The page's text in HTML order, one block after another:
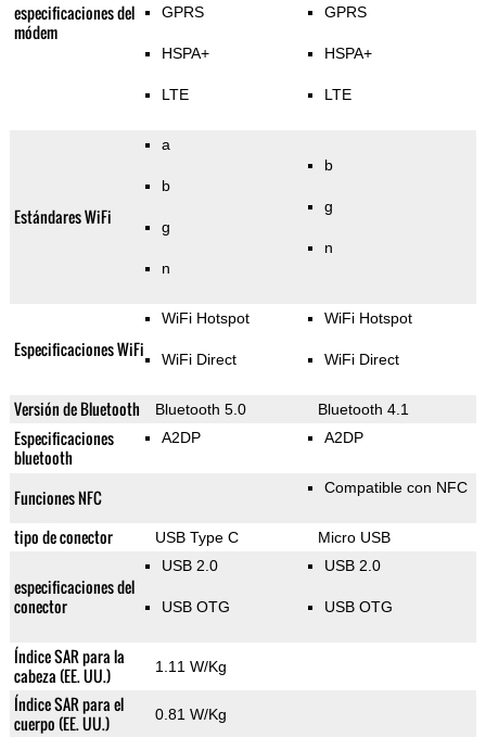
especificaciones del
módem
GPRS
HSPA+
LTE
GPRS
HSPA+
LTE
Estándares WiFi
a
b
g
n
b
g
n
Especificaciones WiFi
WiFi Hotspot
WiFi Direct
WiFi Hotspot
WiFi Direct
Versión de Bluetooth Bluetooth 5.0 Bluetooth 4.1
Especificaciones
bluetooth
A2DP A2DP
Funciones NFC Compatible con NFC
tipo de conector USB Type C Micro USB
especificaciones del
conector
USB 2.0
USB OTG
USB 2.0
USB OTG
Índice SAR para la
cabeza (EE. UU.)
1.11 W/Kg
Índice SAR para el
cuerpo (EE. UU.)
0.81 W/Kg